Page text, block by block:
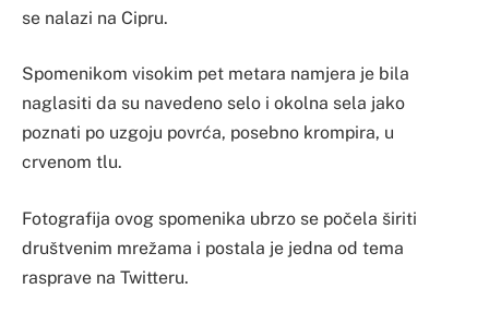
se nalazi na Cipru.
Spomenikom visokim pet metara namjera je bila
naglasiti da su navedeno selo i okolna sela jako
poznati po uzgoju povrća, posebno krompira, u
crvenom tlu.
Fotografija ovog spomenika ubrzo se počela širiti
društvenim mrežama i postala je jedna od tema
rasprave na Twitteru.